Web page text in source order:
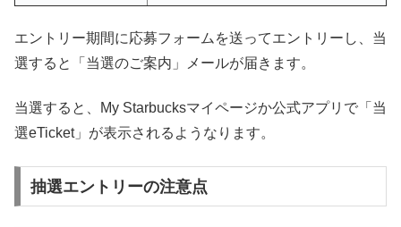
エントリー期間に応募フォームを送ってエントリーし、当
選すると「当選のご案内」メールが届きます。
当選すると、My Starbucksマイページか公式アプリで「当
選eTicket」が表示されるようなります。
抽選エントリーの注意点